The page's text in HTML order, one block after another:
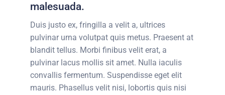
malesuada.
Duis justo ex, fringilla a velit a, ultrices
pulvinar urna volutpat quis metus. Praesent at
blandit tellus. Morbi finibus velit erat, a
pulvinar lacus mollis sit amet. Nulla iaculis
convallis fermentum. Suspendisse eget elit
mauris. Phasellus velit nisi, lobortis quis nisi